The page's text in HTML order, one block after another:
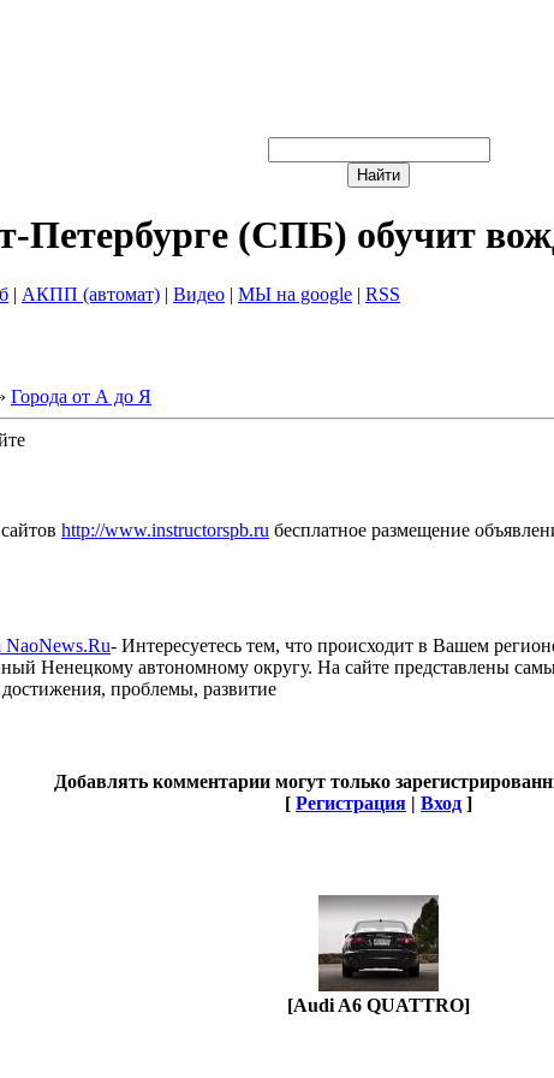
Петербурге (СПБ) обучит
| АКПП (автомат) | Видео | МЫ на google | RSS
Города от А до Я
http://www.instructorspb.ru бесплатное размещение
NaoNews.Ru- Интересуетесь тем, что происходит в Вашем
Ненецкому автономному округу. На сайте представлены
проблемы, развитие
Добавлять комментарии могут только
[ Регистрация | Вход ]
[Audi A6 QUATTRO]